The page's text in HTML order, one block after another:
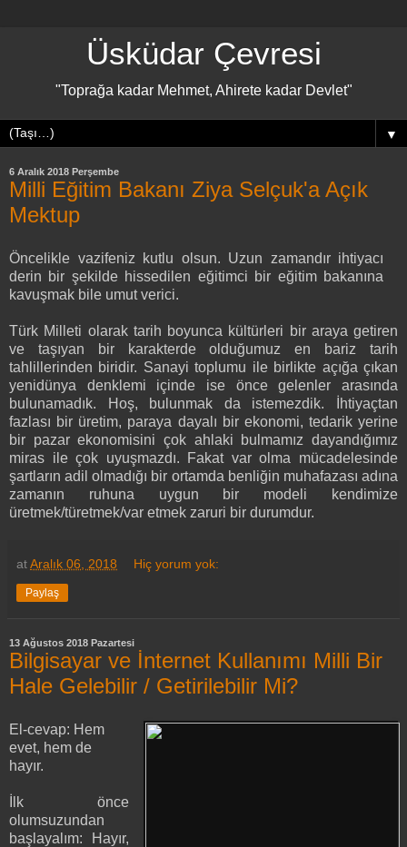
Üsküdar Çevresi
"Toprağa kadar Mehmet, Ahirete kadar Devlet"
▼
6 Aralık 2018 Perşembe
Milli Eğitim Bakanı Ziya Selçuk'a Açık
Mektup
Öncelikle vazifeniz kutlu olsun. Uzun zamandır ihtiyacı
derin bir şekilde hissedilen eğitimci bir eğitim bakanına
kavuşmak bile umut verici.
Türk Milleti olarak tarih boyunca kültürleri bir araya getiren
ve taşıyan bir karakterde olduğumuz en bariz tarih
tahlillerinden biridir. Sanayi toplumu ile birlikte açığa çıkan
yenidünya denklemi içinde ise önce gelenler arasında
bulunamadık. Hoş, bulunmak da istemezdik. İhtiyaçtan
fazlası bir üretim, paraya dayalı bir ekonomi, tedarik yerine
bir pazar ekonomisini çok ahlaki bulmamız dayandığımız
miras ile çok uyuşmazdı. Fakat var olma mücadelesinde
şartların adil olmadığı bir ortamda benliğin muhafazası adına
zamanın ruhuna uygun bir modeli kendimize
üretmek/türetmek/var etmek zaruri bir durumdur.
atAralık 06, 2018 Hiç yorum yok:
Paylaş
13 Ağustos 2018 Pazartesi
Bilgisayar ve İnternet Kullanımı Milli Bir
Hale Gelebilir / Getirilebilir Mi?
El-cevap: Hem
evet, hem de
hayır.
İlk önce
olumsuzundan
başlayalım: Hayır,